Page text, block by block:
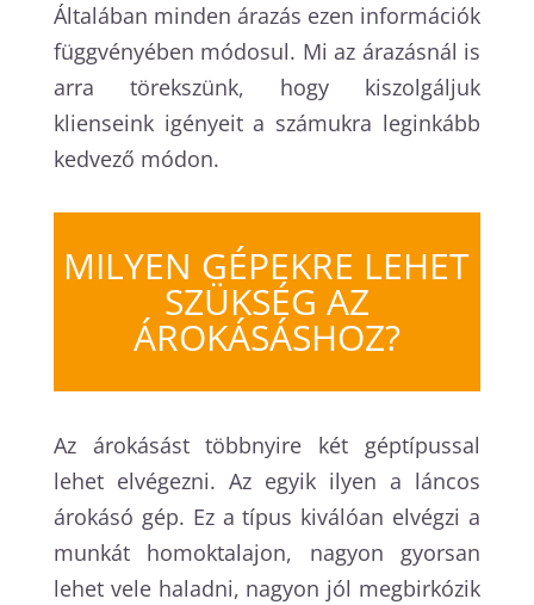
Általában minden árazás ezen információk
függvényében módosul. Mi az árazásnál is
arra törekszünk, hogy kiszolgáljuk
klienseink igényeit a számukra leginkább
kedvező módon.
MILYEN GÉPEKRE LEHET
SZÜKSÉG AZ
ÁROKÁSÁSHOZ?
Az árokásást többnyire két géptípussal
lehet elvégezni. Az egyik ilyen a láncos
árokásó gép. Ez a típus kiválóan elvégzi a
munkát homoktalajon, nagyon gyorsan
lehet vele haladni, nagyon jól megbirkózik